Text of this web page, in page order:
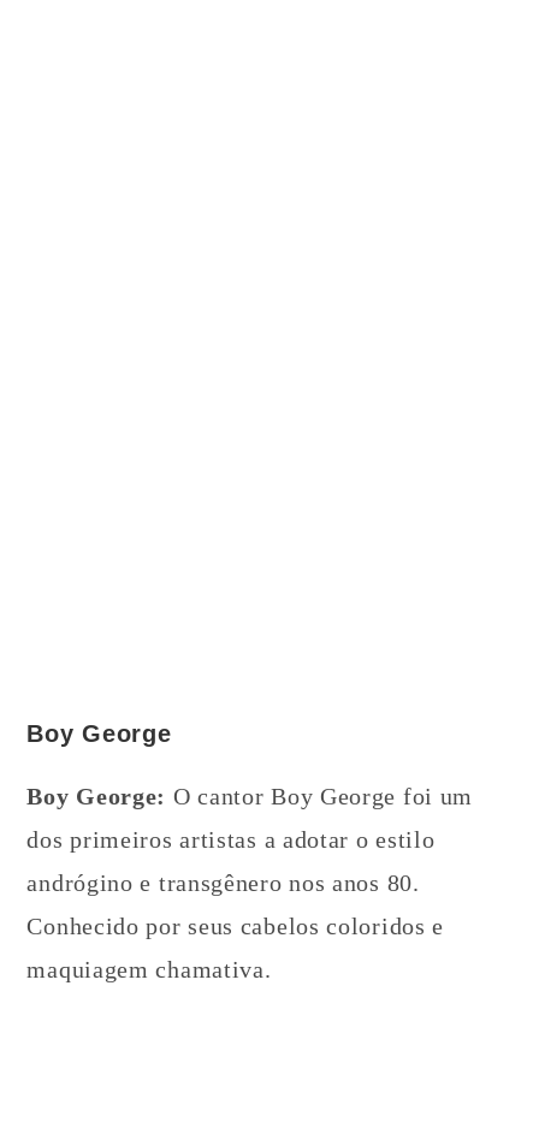
Boy George
Boy George: O cantor Boy George foi um
dos primeiros artistas a adotar o estilo
andrógino e transgênero nos anos 80.
Conhecido por seus cabelos coloridos e
maquiagem chamativa.